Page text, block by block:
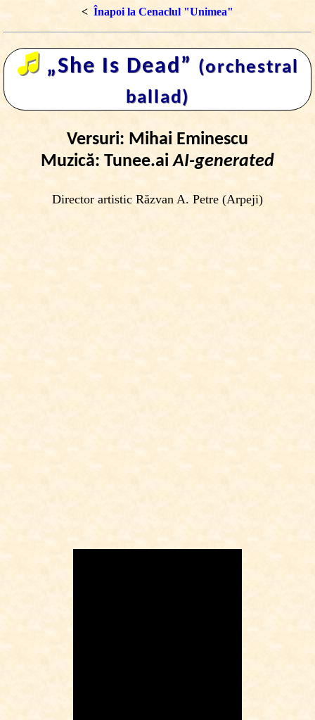
< Înapoi la Cenaclul "Unimea"
🎜 „She Is Dead” (orchestral
ballad)
Versuri: Mihai Eminescu
Muzică: Tunee.aiAI-generated
Director artistic Răzvan A. Petre (Arpeji)